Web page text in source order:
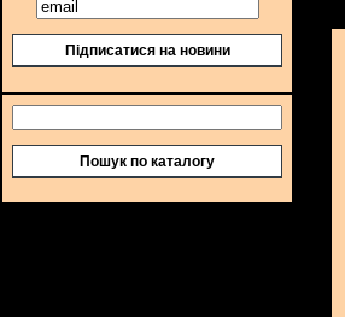
Підписатися на новини
Пошук по каталогу